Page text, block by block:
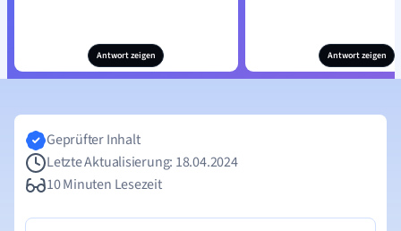
Antwort zeigen Antwort zeigen
Geprüfter Inhalt
Letzte Aktualisierung: 18.04.2024
10 Minuten Lesezeit